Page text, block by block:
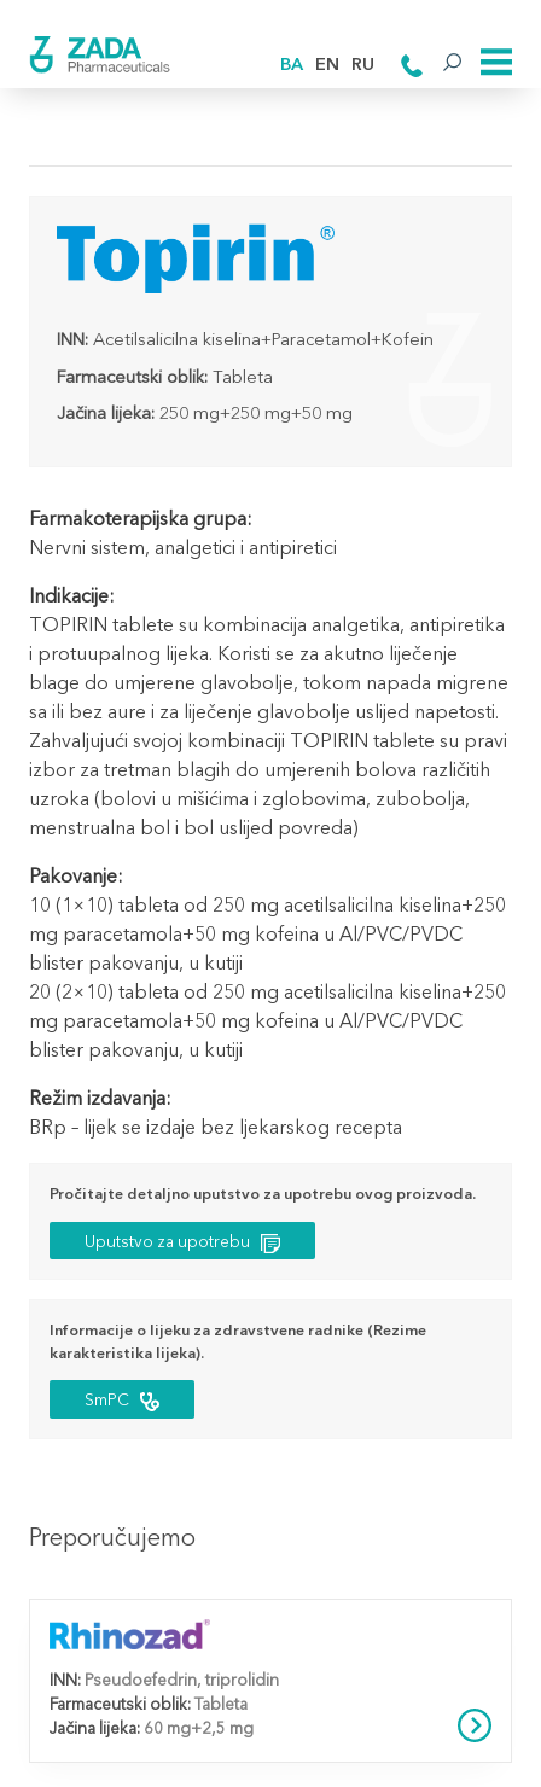
BA EN RU
INN:Acetilsalicilna kiselina+Paracetamol+Kofein
Farmaceutski oblik: Tableta
Jačina lijeka:250 mg+250 mg+50 mg
Farmakoterapijska grupa:
Nervni sistem, analgetici i antipiretici
Indikacije:
TOPIRIN tablete su kombinacija analgetika, antipiretika
i protuupalnog lijeka. Koristi se za akutno liječenje
blage do umjerene glavobolje, tokom napada migrene
sa ili bez aure i za liječenje glavobolje uslijed napetosti.
Zahvaljujući svojoj kombinaciji TOPIRIN tablete su pravi
izbor za tretman blagih do umjerenih bolova različitih
uzroka (bolovi u mišićima i zglobovima, zubobolja,
menstrualna bol i bol uslijed povreda)
Pakovanje:
10 (1×10) tableta od 250 mg acetilsalicilna kiselina+250
mg paracetamola+50 mg kofeina u Al/PVC/PVDC
blister pakovanju, u kutiji
20 (2×10) tableta od 250 mg acetilsalicilna kiselina+250
mg paracetamola+50 mg kofeina u Al/PVC/PVDC
blister pakovanju, u kutiji
Režim izdavanja:
BRp – lijek se izdaje bez ljekarskog recepta
Pročitajte detaljno uputstvo za upotrebu ovog proizvoda.
Uputstvo za upotrebu
Informacije o lijeku za zdravstvene radnike (Rezime
karakteristika lijeka).
SmPC
Preporučujemo
INN: Pseudoefedrin, triprolidin
Farmaceutski oblik:
Tableta
Jačina lijeka: 60 mg+2,5 mg